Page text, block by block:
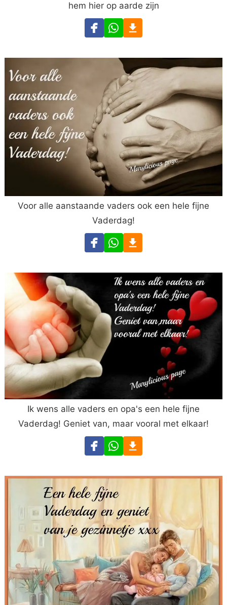
hem hier op aarde zijn
Voor alle aanstaande vaders ook een hele fijne
Vaderdag!
Ik wens alle vaders en opa's een hele fijne
Vaderdag! Geniet van, maar vooral met elkaar!